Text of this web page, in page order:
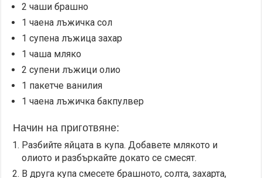
2 чаши брашно
1 чаена лъжичка сол
1 супена лъжица захар
1 чаша мляко
2 супени лъжици олио
1 пакетче ванилия
1 чаена лъжичка бакпулвер
Начин на приготвяне:
Разбийте яйцата в купа. Добавете млякото и
олиото и разбъркайте докато се смесят.
В друга купа смесете брашното, солта, захарта,